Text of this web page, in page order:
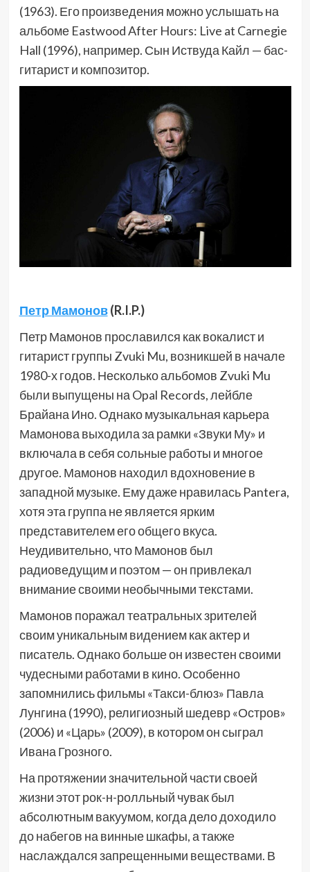
(1963). Его произведения можно услышать на
альбоме Eastwood After Hours: Live at Carnegie
Hall (1996), например. Сын Иствуда Кайл — бас-
гитарист и композитор.
Петр Мамонов(R.I.P.)
Петр Мамонов прославился как вокалист и
гитарист группы Zvuki Mu, возникшей в начале
1980-х годов. Несколько альбомов Zvuki Mu
были выпущены на Opal Records, лейбле
Брайана Ино. Однако музыкальная карьера
Мамонова выходила за рамки «Звуки Му» и
включала в себя сольные работы и многое
другое. Мамонов находил вдохновение в
западной музыке. Ему даже нравилась Pantera,
хотя эта группа не является ярким
представителем его общего вкуса.
Неудивительно, что Мамонов был
радиоведущим и поэтом — он привлекал
внимание своими необычными текстами.
Мамонов поражал театральных зрителей
своим уникальным видением как актер и
писатель. Однако больше он известен своими
чудесными работами в кино. Особенно
запомнились фильмы «Такси-блюз» Павла
Лунгина (1990), религиозный шедевр «Остров»
(2006) и «Царь» (2009), в котором он сыграл
Ивана Грозного.
На протяжении значительной части своей
жизни этот рок-н-ролльный чувак был
абсолютным вакуумом, когда дело доходило
до набегов на винные шкафы, а также
наслаждался запрещенными веществами. В